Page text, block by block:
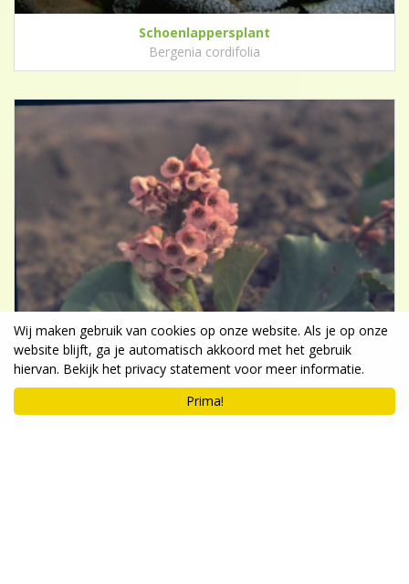
Schoenlappersplant
Bergenia cordifolia
Prima!
Wij maken gebruik van cookies op onze website. Als je op onze
website blijft, ga je automatisch akkoord met het gebruik
hiervan. Bekijk het privacy statement voor meer informatie.